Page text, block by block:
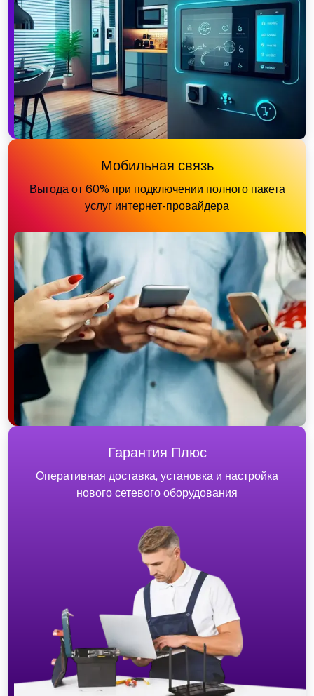
Мобильная связь
Выгода от 60% при подключении полного пакета
услуг интернет-провайдера
Гарантия Плюс
Оперативная доставка, установка и настройка
нового сетевого оборудования